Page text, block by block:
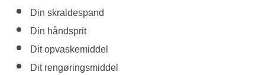
Din skraldespand
Din håndsprit
Dit opvaskemiddel
Dit rengøringsmiddel